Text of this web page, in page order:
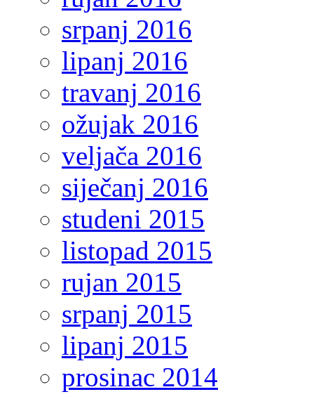
srpanj 2016
lipanj 2016
travanj 2016
ožujak 2016
veljača 2016
siječanj 2016
studeni 2015
listopad 2015
rujan 2015
srpanj 2015
lipanj 2015
prosinac 2014